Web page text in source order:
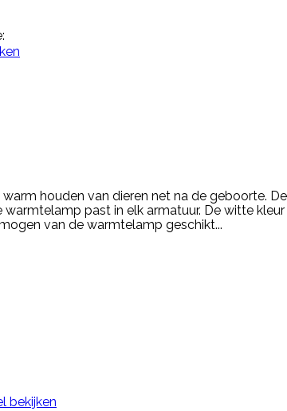
houden van dieren net na de geboorte.
past in elk armatuur. De witte
van de warmtelamp geschikt...
bekijken